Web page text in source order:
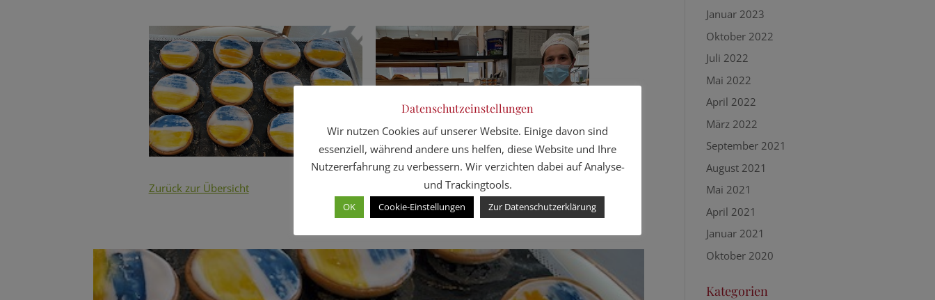
Zurück zur Übersicht
Januar 2023
Oktober 2022
Juli 2022
Mai 2022
April 2022
März 2022
September 2021
August 2021
Mai 2021
April 2021
Januar 2021
Oktober 2020
Kategorien
Datenschutzeinstellungen
Wir nutzen Cookies auf unserer Website. Einige davon sind
essenziell, während andere uns helfen, diese Website und Ihre
Nutzererfahrung zu verbessern. Wir verzichten dabei auf Analyse-
und Trackingtools.
OK Cookie-Einstellungen Zur Datenschutzerklärung